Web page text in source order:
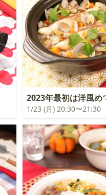
2023年最初は洋風め
1/23 (月) 20:30〜21:30